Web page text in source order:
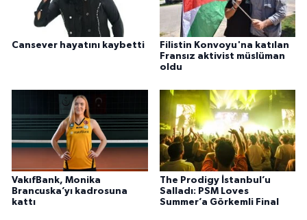
Cansever hayatını kaybetti
Filistin Konvoyu'na katılan
Fransız aktivist müslüman
oldu
VakıfBank, Monika
Brancuska’yı kadrosuna
kattı
The Prodigy İstanbul’u
Salladı: PSM Loves
Summer’a Görkemli Final